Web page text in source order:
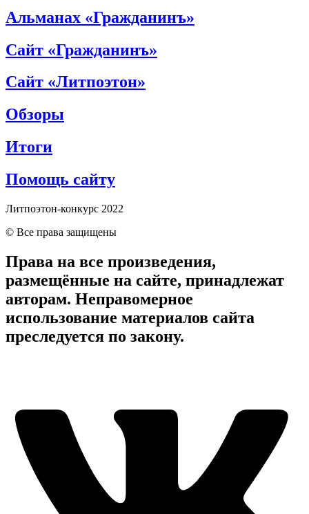
Альманах «Гражданинъ»
Сайт «Гражданинъ»
Сайт «Литпоэтон»
Обзоры
Итоги
Помощь сайту
Литпоэтон-конкурс 2022
© Все права защищены
Права на все произведения,
размещённые на сайте, принадлежат
авторам. Неправомерное
использование материалов сайта
преследуется по закону.